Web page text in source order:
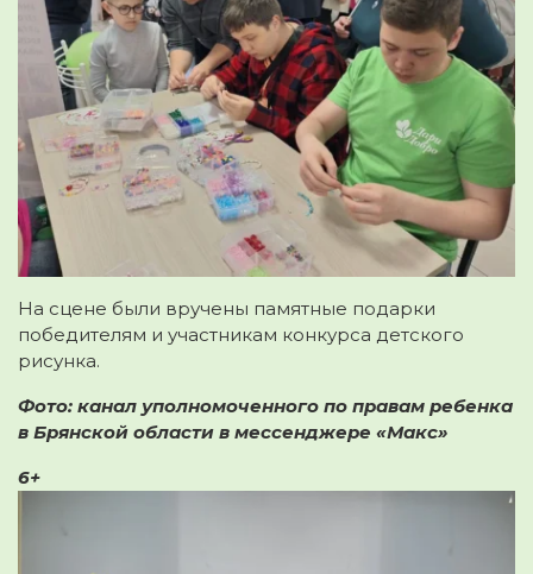
На сцене были вручены памятные подарки
победителям и участникам конкурса детского
рисунка.
Фото: канал уполномоченного по правам ребенка
в Брянской области в мессенджере «Макс»
6+